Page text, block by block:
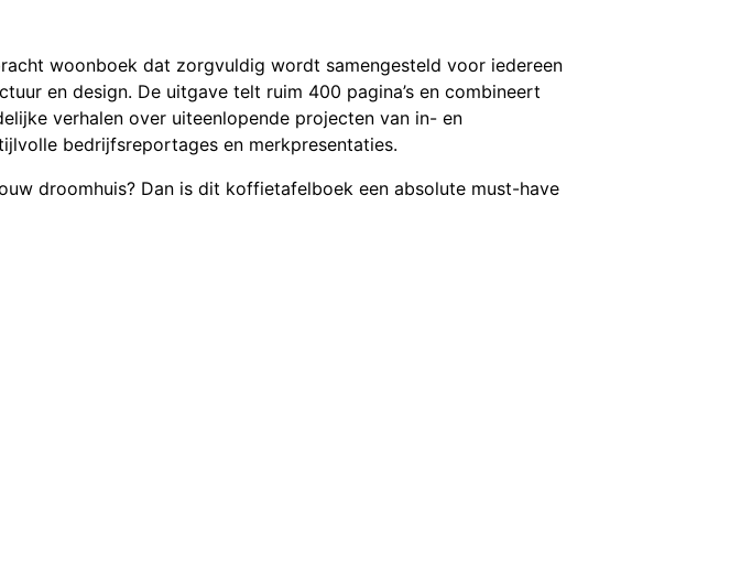
woonboek dat zorgvuldig wordt samengesteld voor iedereen
en design. De uitgave telt ruim 400 pagina’s en combineert
verhalen over uiteenlopende projecten van in- en
bedrijfsreportages en merkpresentaties.
droomhuis? Dan is dit koffietafelboek een absolute must-have